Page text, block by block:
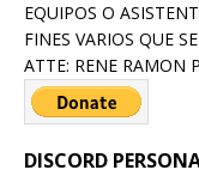
EQUIPOS O
FINES VARIOS QUE
ATTE: RENE RAMON
DISCORD